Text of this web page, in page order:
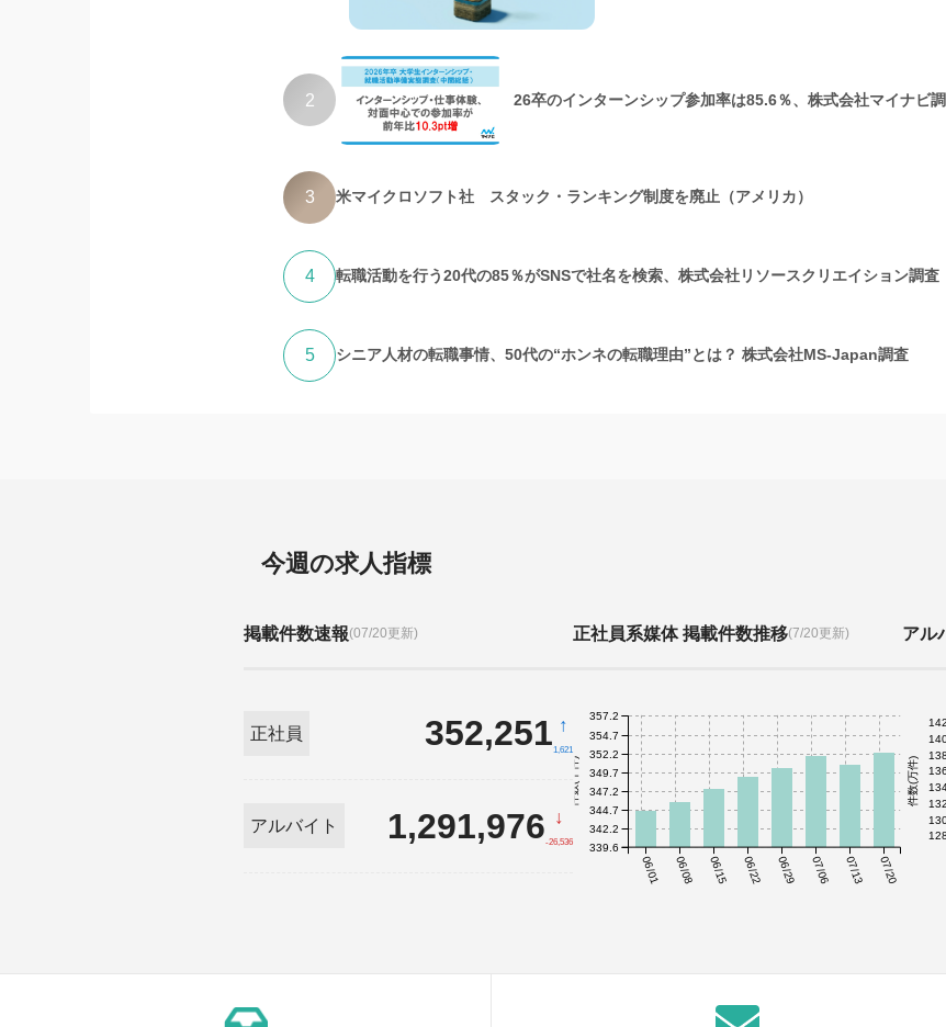
2 26卒のインターンシップ参加率は85.6％、株式会社マイナビ
3 米マイクロソフト社 スタック・ランキング制度を廃止（アメリカ）
4 転職活動を行う20代の85％がSNSで社名を検索、株式会社リソースクリエイション調査
5 シニア人材の転職事情、50代の“ホンネの転職理由”とは？ 株式会社MS-Japan調査
今週の求人指標
掲載件数速報(07/20更新)
正社員 352,251 ↑
1,621
アルバイト 1,291,976 ↓
-26,536
正社員系媒体 掲載件数推移(7/20更新)
06/01 06/08 06/15 06/22 06/29 07/06 07/13 07/20
件数(千件)
339.6
342.2
344.7
347.2
349.7
352.2
354.7
357.2
アル
件数(万件)
128
132
134
136
138
142